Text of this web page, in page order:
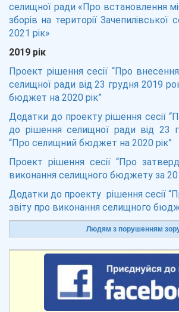
селищної ради «Про встановлення
зборів на території
2021 рік»
2019 рік
Проект рішення сесії “Про
селищної ради від 23 грудня 2019
бюджет на 2020 рік”
Додатки до проекту рішення сесії
до рішення селищної ради від 23
“Про селищний бюджет на 2020 рік”
Проект рішення сесії “Про
виконання селищного бюджету за
Додатки до проекту рішення сесії
звіту про виконання селищного
Людям з порушенням